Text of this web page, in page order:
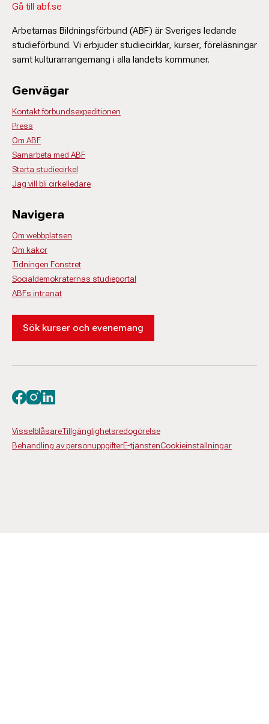
Gå till abf.se
Arbetarnas Bildningsförbund (ABF) är Sveriges ledande
studieförbund. Vi erbjuder studiecirklar, kurser, föreläsningar
samt kulturarrangemang i alla landets kommuner.
Genvägar
Kontakt förbundsexpeditionen
Press
Om ABF
Samarbeta med ABF
Starta studiecirkel
Jag vill bli cirkelledare
Navigera
Om webbplatsen
Om kakor
Tidningen Fönstret
Socialdemokraternas studieportal
ABFs intranät
Sök kurser och evenemang
VisselblåsareTillgänglighetsredogörelse
Behandling av personuppgifterE-tjänstenCookieinställningar
Besök oss på facebook
Besök oss på instagram
Besök oss på linkedin